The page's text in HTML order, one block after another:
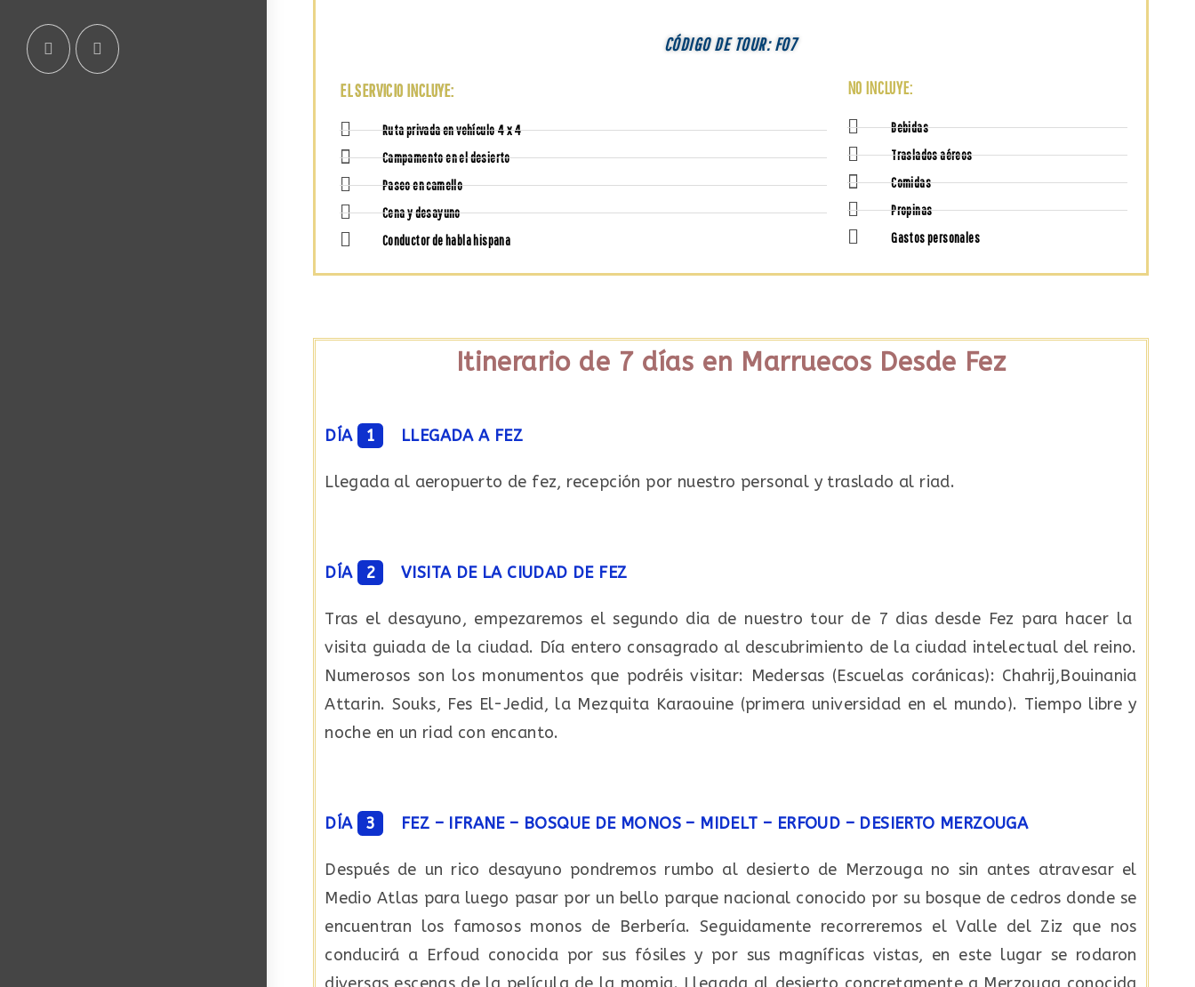
CÓDIGO DE TOUR: F07
EL SERVICIO INCLUYE:
Ruta privada en vehículo 4 x 4
Campamento en el desierto
Paseo en camello
Cena y desayuno
Conductor de habla hispana
NO INCLUYE:
Bebidas
Traslados aéreos
Comidas
Propinas
Gastos personales
Itinerario de 7 días en Marruecos Desde Fez
DÍA 1 LLEGADA A FEZ
Llegada al aeropuerto de fez, recepción por nuestro personal y traslado al riad.
DÍA 2 VISITA DE LA CIUDAD DE FEZ
Tras el desayuno, empezaremos el segundo dia de nuestro tour de 7 dias desde Fez para hacer la
visita guiada de la ciudad. Día entero consagrado al descubrimiento de la ciudad intelectual del reino.
Numerosos son los monumentos que podréis visitar: Medersas (Escuelas coránicas): Chahrij,Bouinania
Attarin. Souks, Fes El-Jedid, la Mezquita Karaouine (primera universidad en el mundo). Tiempo libre y
noche en un riad con encanto.
DÍA 3 FEZ – IFRANE – BOSQUE DE MONOS – MIDELT – ERFOUD – DESIERTO MERZOUGA
Después de un rico desayuno pondremos rumbo al desierto de Merzouga no sin antes atravesar el
Medio Atlas para luego pasar por un bello parque nacional conocido por su bosque de cedros donde se
encuentran los famosos monos de Berbería. Seguidamente recorreremos el Valle del Ziz que nos
conducirá a Erfoud conocida por sus fósiles y por sus magníficas vistas, en este lugar se rodaron